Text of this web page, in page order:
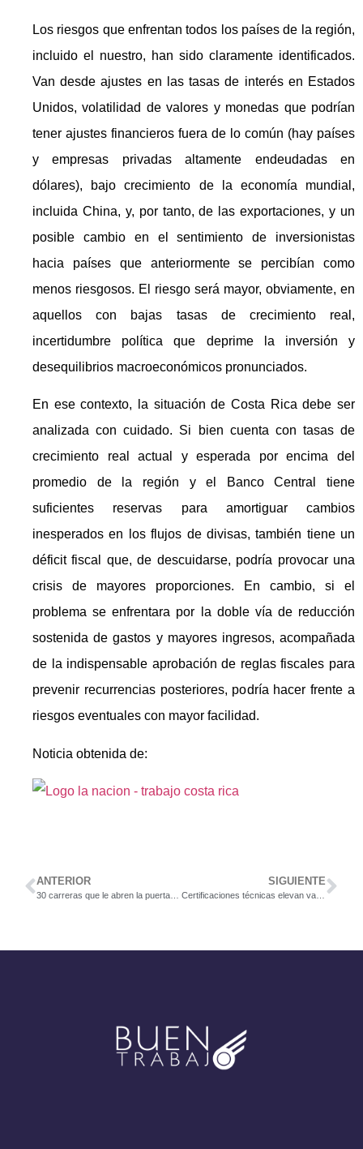
Los riesgos que enfrentan todos los países de la región,
incluido el nuestro, han sido claramente identificados.
Van desde ajustes en las tasas de interés en Estados
Unidos, volatilidad de valores y monedas que podrían
tener ajustes financieros fuera de lo común (hay países
y empresas privadas altamente endeudadas en
dólares), bajo crecimiento de la economía mundial,
incluida China, y, por tanto, de las exportaciones, y un
posible cambio en el sentimiento de inversionistas
hacia países que anteriormente se percibían como
menos riesgosos. El riesgo será mayor, obviamente, en
aquellos con bajas tasas de crecimiento real,
incertidumbre política que deprime la inversión y
desequilibrios macroeconómicos pronunciados.
En ese contexto, la situación de Costa Rica debe ser
analizada con cuidado. Si bien cuenta con tasas de
crecimiento real actual y esperada por encima del
promedio de la región y el Banco Central tiene
suficientes reservas para amortiguar cambios
inesperados en los flujos de divisas, también tiene un
déficit fiscal que, de descuidarse, podría provocar una
crisis de mayores proporciones. En cambio, si el
problema se enfrentara por la doble vía de reducción
sostenida de gastos y mayores ingresos, acompañada
de la indispensable aprobación de reglas fiscales para
prevenir recurrencias posteriores, podría hacer frente a
riesgos eventuales con mayor facilidad.
Noticia obtenida de:
ANTERIOR SIGUIENTE
Certificaciones técnicas elevan valor a aspirantes de empleos